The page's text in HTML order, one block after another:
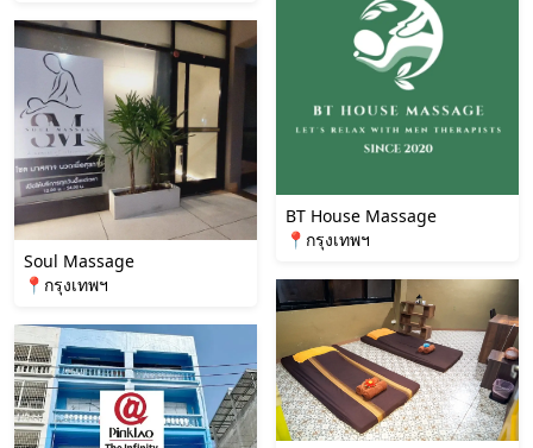
Soul Massage
📍กรุงเทพฯ
BT House Massage
📍กรุงเทพฯ